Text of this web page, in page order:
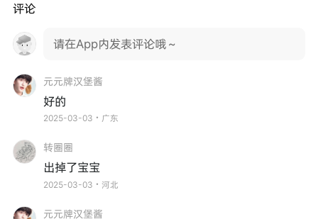
评论
请在App内发表评论哦～
元元牌汉堡酱
好的
2025-03-03・广东
转圈圈
出掉了宝宝
2025-03-03・河北
元元牌汉堡酱